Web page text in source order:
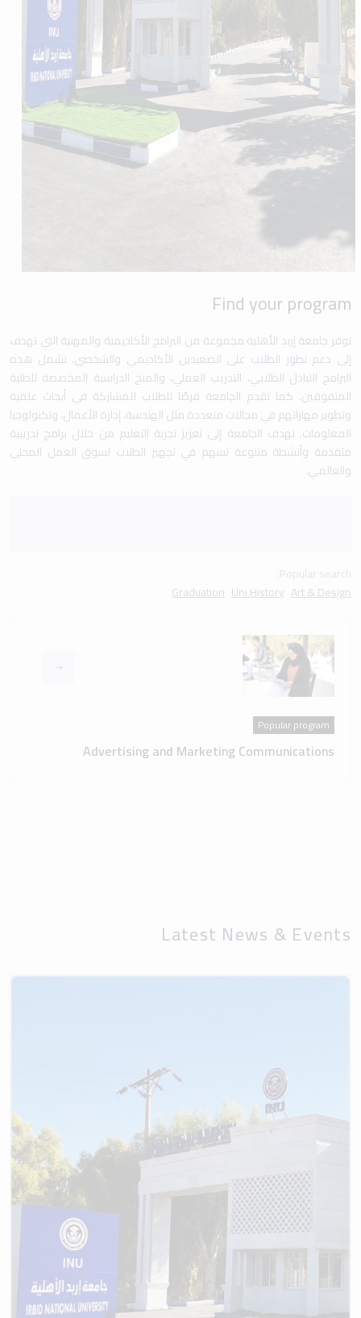
Find your program
توفر جامعة إربد الأهلية مجموعة من البرامج الأكاديمية والمهنية التي تهدف
إلى دعم تطور الطلاب على الصعيدين الأكاديمي والشخصي. تشمل هذه
البرامج التبادل الطلابي، التدريب العملي، والمنح الدراسية المخصصة للطلبة
المتفوقين. كما تقدم الجامعة فرصًا للطلاب للمشاركة في أبحاث علمية
وتطوير مهاراتهم في مجالات متعددة مثل الهندسة، إدارة الأعمال، وتكنولوجيا
المعلومات. تهدف الجامعة إلى تعزيز تجربة التعليم من خلال برامج تدريبية
متقدمة وأنشطة متنوعة تسهم في تجهيز الطلاب لسوق العمل المحلي
والعالمي.
Art & Design
Uni History
Graduation
Popular program
Advertising and Marketing Communications
Latest News & Events